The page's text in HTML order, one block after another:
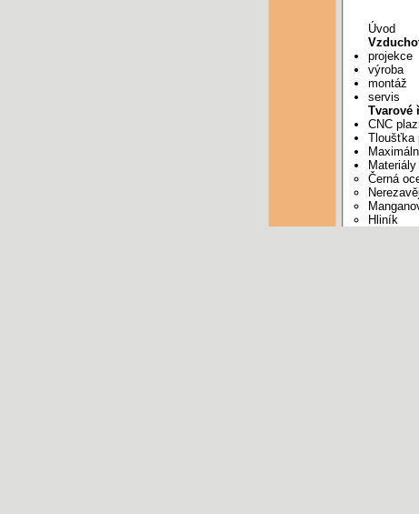
Úvod
projekce
výroba
montáž
servis
Tvarové
CNC
Tloušťka
Černá
Hliník